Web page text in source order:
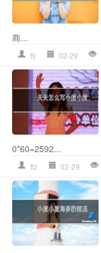
商...
tlj 02-29
0*60=2592...
ttz 02-29